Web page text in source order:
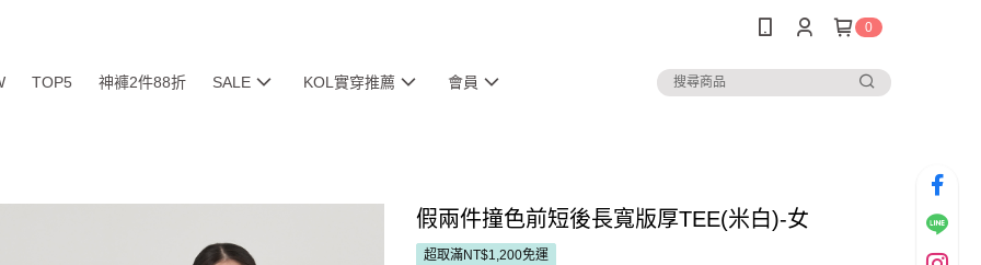
0
TOP5 神褲2件88折 SALE KOL實穿推薦 會員
假兩件撞色前短後長寬版厚TEE(米白)-女
超取滿NT$1,200免運